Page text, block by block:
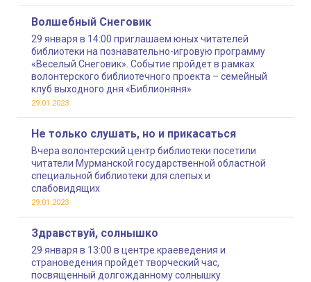
Волшебный Снеговик
29 января в 14:00 приглашаем юных читателей
библиотеки на познавательно-игровую программу
«Веселый Снеговик». Событие пройдет в рамках
волонтерского библиотечного проекта – семейный
клуб выходного дня «Библионяня»
29.01.2023
Не только слушать, но и прикасаться
Вчера волонтерский центр библиотеки посетили
читатели Мурманской государственной областной
специальной библиотеки для слепых и
слабовидящих
29.01.2023
Здравствуй, солнышко
29 января в 13:00 в центре краеведения и
страноведения пройдет творческий час,
посвященный долгожданному солнышку